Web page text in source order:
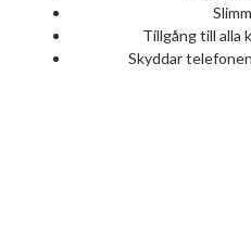
Tillgång till alla
Skyddar